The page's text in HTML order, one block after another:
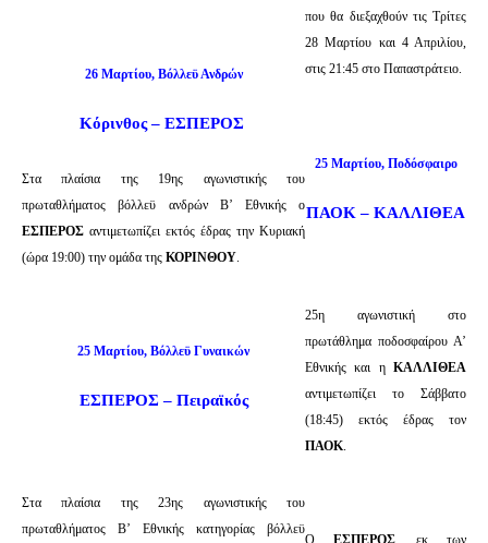
26 Μαρτίου, Βόλλεϋ Ανδρών
Κόρινθος – ΕΣΠΕΡΟΣ
Στα πλαίσια της 19ης αγωνιστικής του
πρωταθλήματος βόλλεϋ ανδρών Β’ Εθνικής ο
ΕΣΠΕΡΟΣ αντιμετωπίζει εκτός έδρας την Κυριακή
(ώρα 19:00) την ομάδα της ΚΟΡΙΝΘΟΥ
25 Μαρτίου, Βόλλεϋ Γυναικών
ΕΣΠΕΡΟΣ – Πειραϊκός
Στα πλαίσια της 23ης αγωνιστικής του
πρωταθλήματος Β’ Εθνικής κατηγορίας βόλλεϋ
που θα διεξαχθούν τις Τρίτες
28 Μαρτίου και 4 Απριλίου,
στις 21:45 στο Παπαστράτειο.
25 Μαρτίου, Ποδόσφαιρο
ΠΑΟΚ – ΚΑΛΛΙΘΕΑ
25η αγωνιστική στο
πρωτάθλημα ποδοσφαίρου Α’
Εθνικής και η ΚΑΛΛΙΘΕΑ
αντιμετωπίζει το Σάββατο
(18:45) εκτός έδρας τον
ΠΑΟΚ
Ο ΕΣΠΕΡΟΣ, εκ των